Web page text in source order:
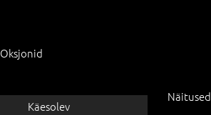
Oksjonid
Käesolev
Näitused